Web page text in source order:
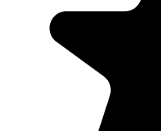
"Seriously, makes my tasks
free version is quite nice for
expand, and this is definitely
Workspace and Calendar."